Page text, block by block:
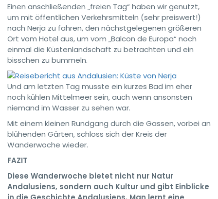
Einen anschließenden „freien Tag“ haben wir genutzt,
um mit öffentlichen Verkehrsmitteln (sehr preiswert!)
nach Nerja zu fahren, den nächstgelegenen größeren
Ort vom Hotel aus, um vom „Balcon de Europa“ noch
einmal die Küstenlandschaft zu betrachten und ein
bisschen zu bummeln.
Und am letzten Tag musste ein kurzes Bad im eher
noch kühlen Mittelmeer sein, auch wenn ansonsten
niemand im Wasser zu sehen war.
Mit einem kleinen Rundgang durch die Gassen, vorbei an
blühenden Gärten, schloss sich der Kreis der
Wanderwoche wieder.
FAZIT
Diese Wanderwoche bietet nicht nur Natur
Andalusiens, sondern auch Kultur und gibt Einblicke